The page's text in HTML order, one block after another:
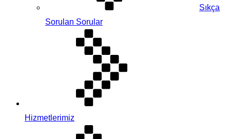
Sıkça
Sorulan Sorular
Hizmetlerimiz